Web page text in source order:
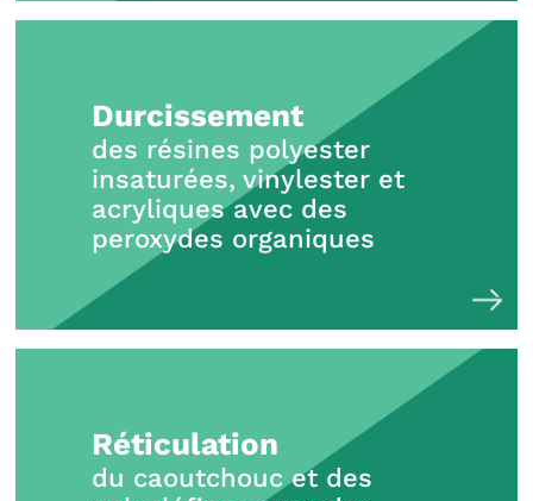
Durcissement
des résines polyester
insaturées, vinylester et
acryliques avec des
peroxydes organiques
Réticulation
du caoutchouc et des